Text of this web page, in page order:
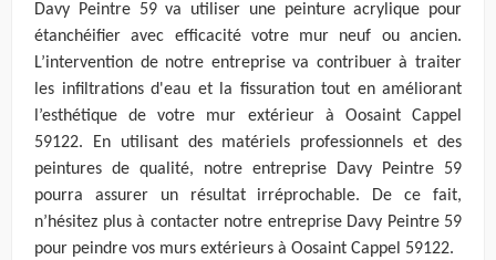
Davy Peintre 59 va utiliser une peinture acrylique pour
étanchéifier avec efficacité votre mur neuf ou ancien.
L’intervention de notre entreprise va contribuer à traiter
les infiltrations d'eau et la fissuration tout en améliorant
l’esthétique de votre mur extérieur à Oosaint Cappel
59122. En utilisant des matériels professionnels et des
peintures de qualité, notre entreprise Davy Peintre 59
pourra assurer un résultat irréprochable. De ce fait,
n’hésitez plus à contacter notre entreprise Davy Peintre 59
pour peindre vos murs extérieurs à Oosaint Cappel 59122.